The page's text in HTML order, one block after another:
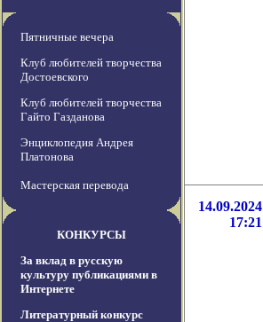
Пятничные вечера
Клуб любителей творчества
Достоевского
Клуб любителей творчества
Гайто Газданова
Энциклопедия Андрея
Платонова
Мастерская перевода
КОНКУРСЫ
За вклад в русскую
культуру публикациями в
Интернете
Литературный конкурс
14.09.2024
17:21